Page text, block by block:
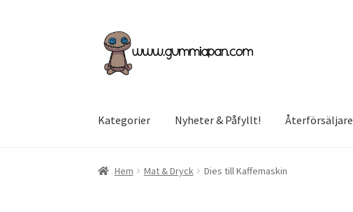
Hoppa
till
navigering
Hoppa
till
innehåll
Kategorier Nyheter & Påfyllt! Återförsäljare
Hem Mat & Dryck Dies till Kaffemaskin